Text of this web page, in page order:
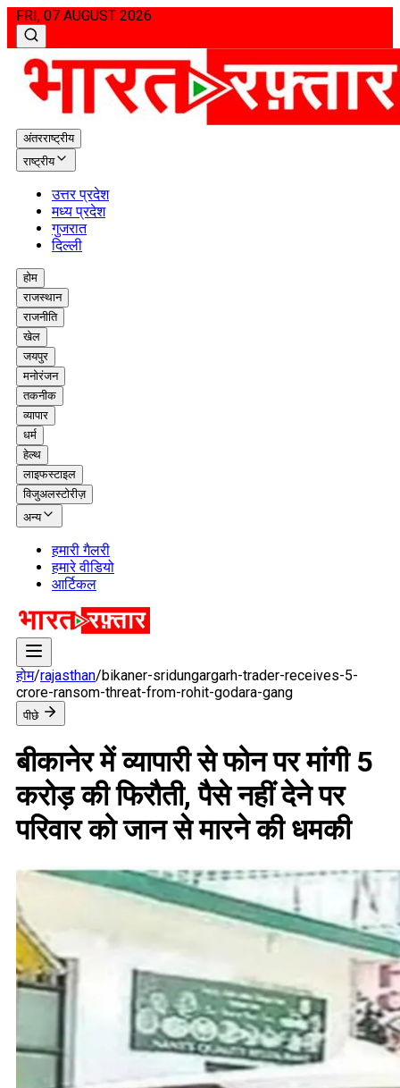
FRI, 07 AUGUST 2026
अंतरराष्ट्रीय
राष्ट्रीय
उत्तर प्रदेश
मध्य प्रदेश
गुजरात
दिल्ली
होम
राजस्थान
राजनीति
खेल
जयपुर
मनोरंजन
तकनीक
व्यापार
धर्म
हेल्थ
लाइफस्टाइल
विजुअलस्टोरीज़
अन्य
हमारी गैलरी
हमारे वीडियो
आर्टिकल
होम/rajasthan/bikaner-sridungargarh-trader-receives-5-
crore-ransom-threat-from-rohit-godara-gang
पीछे
बीकानेर में व्यापारी से फोन पर मांगी 5
करोड़ की फिरौती, पैसे नहीं देने पर
परिवार को जान से मारने की धमकी